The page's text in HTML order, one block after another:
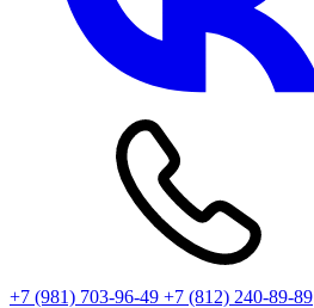
+7 (981) 703-96-49 +7 (812) 240-89-89